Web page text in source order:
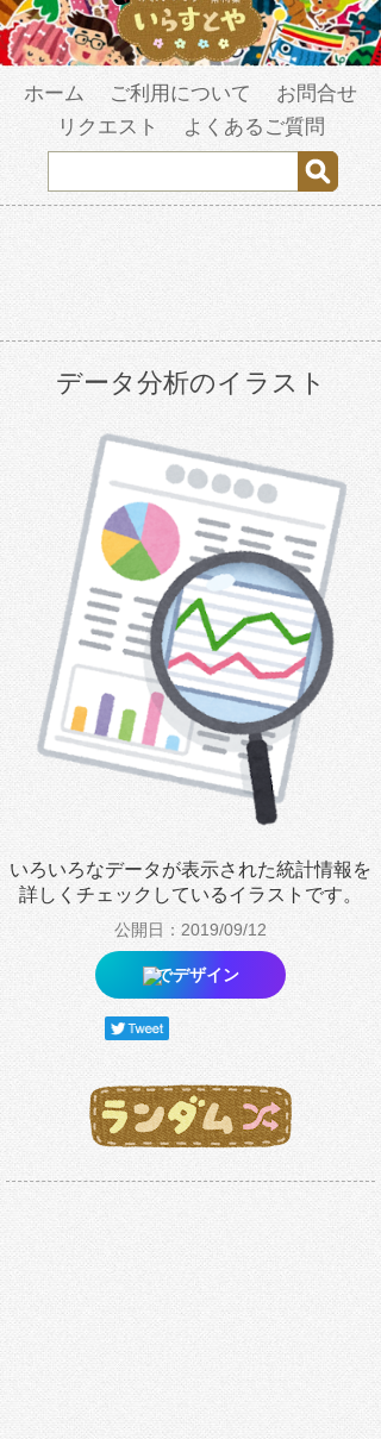
ホーム ご利用について
お問合せ
リクエスト
よくあるご質問
データ分析のイラスト
いろいろなデータが表示された統計情報を
詳しくチェックしているイラストです。
公開日：2019/09/12
でデザイン